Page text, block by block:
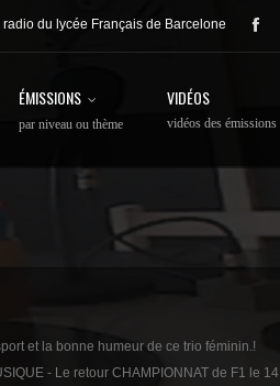
radio du lycée Français de Barcelone
ÉMISSIONS
par niveau ou thème
VIDÉOS
vidéos des émissions
et la bonne humeur de ce trio féminin.!
- Le retour CHAMPIONNAT de F1 le